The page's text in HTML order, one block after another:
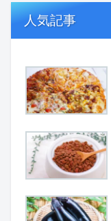
人気記事